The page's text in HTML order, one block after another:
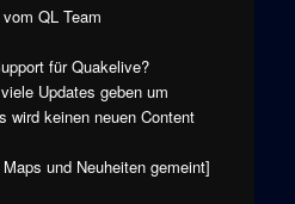
QL Team
für Quakelive?
Updates geben um
wird keinen neuen Content
und Neuheiten gemeint]